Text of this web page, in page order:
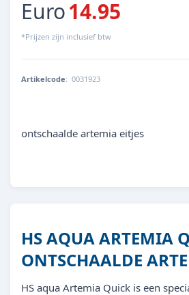
Euro14.95
*Prijzen zijn inclusief btw
Artikelcode: 0031923
ontschaalde artemia eitjes
HS AQUA ARTEMIA
ONTSCHAALDE
HS aqua Artemia Quick is een